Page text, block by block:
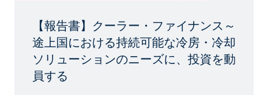
【報告書】クーラー・ファイナンス～
途上国における持続可能な冷房・冷却
ソリューションのニーズに、投資を動
員する